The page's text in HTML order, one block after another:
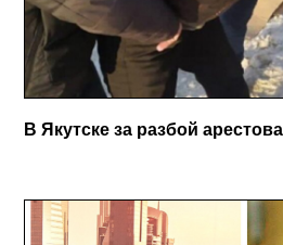
В Якутске за разбой